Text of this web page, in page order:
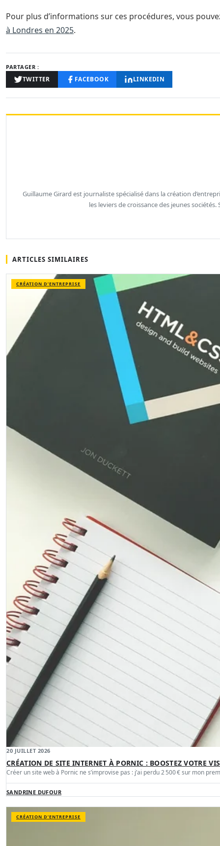
Pour plus d’informations sur ces procédures, vous
à Londres en 2025.
PARTAGER :
TWITTER FACEBOOK LINKEDIN
Guillaume Girard est journaliste spécialisé dans la création
les leviers de croissance des jeunes
ARTICLES SIMILAIRES
CRÉATION D’ENTREPRISE
20 JUILLET 2026
CRÉATION DE SITE INTERNET À PORNIC : BOOSTEZ VOTRE
Créer un site web à Pornic ne s’improvise pas : j’ai perdu 2 500 € sur mon
SANDRINE DUFOUR
CRÉATION D’ENTREPRISE